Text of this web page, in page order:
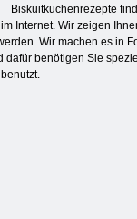
Biskuitkuchenrezepte
Internet. Wir zeigen
Wir machen es in
dafür benötigen Sie